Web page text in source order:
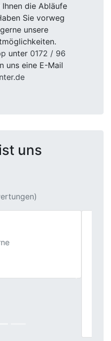
die Abläufe
Sie vorweg
unsere
unter 0172 / 96
uns eine E-Mail
uns
First Car Center
Next